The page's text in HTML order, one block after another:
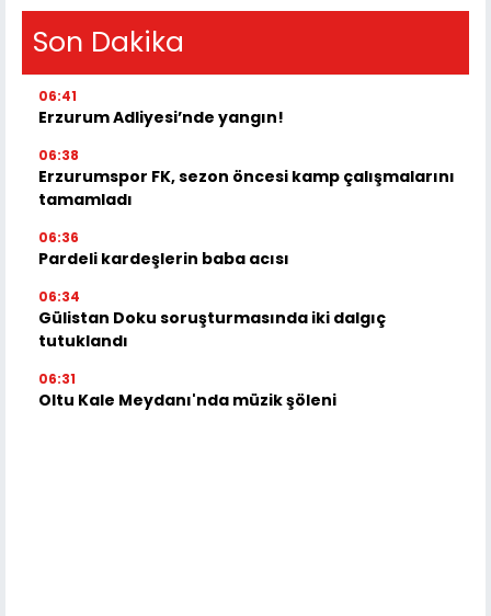
Son Dakika
06:41
Erzurum Adliyesi’nde yangın!
06:38
Erzurumspor FK, sezon öncesi kamp çalışmalarını
tamamladı
06:36
Pardeli kardeşlerin baba acısı
06:34
Gülistan Doku soruşturmasında iki dalgıç
tutuklandı
06:31
Oltu Kale Meydanı'nda müzik şöleni